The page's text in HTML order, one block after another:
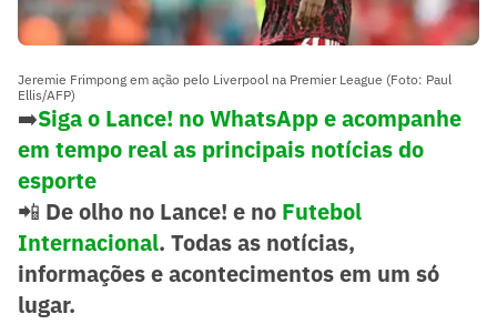
Jeremie Frimpong em ação pelo Liverpool na Premier League (Foto: Paul
Ellis/AFP)
➡️Siga o Lance! no WhatsApp e acompanhe
em tempo real as principais notícias do
esporte
📲 De olho no Lance! e no Futebol
Internacional. Todas as notícias,
informações e acontecimentos em um só
lugar.